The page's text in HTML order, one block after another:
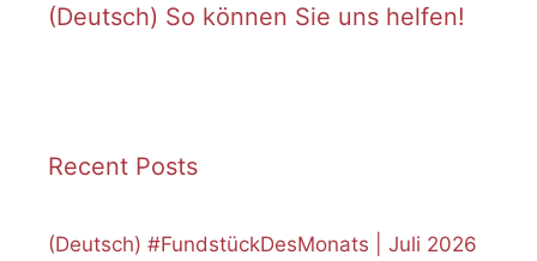
(Deutsch) So können Sie uns helfen!
Recent Posts
(Deutsch) #FundstückDesMonats | Juli 2026